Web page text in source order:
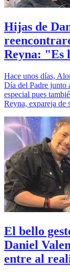
Hijas de
Reyna: "Es
Hace unos días,
Día del Padre junto
especial pues
Reyna, expareja de
El bello
Daniel
entre al